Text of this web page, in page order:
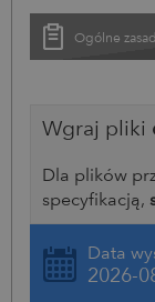
Ogólne
Wgraj pliki
Dla plików
specyfikacją,
Data
2026-